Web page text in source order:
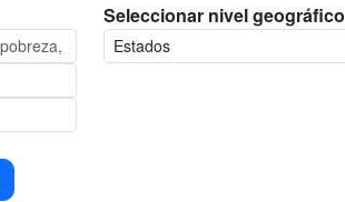
Seleccionar nivel geográfico